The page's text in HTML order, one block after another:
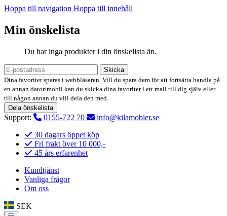
Hoppa till navigation Hoppa till innehåll
Min önskelista
Du har inga produkter i din önskelista än.
Skicka
Dina favoriter sparas i webbläsaren. Vill du spara dem för att fortsätta handla på
en annan dator/mobil kan du skicka dina favoriter i ett mail till dig själv eller
till någon annan du vill dela den med.
Dela önskelista
Support: 0155-722 70
info@kilamobler.se
30 dagars öppet köp
Fri frakt över 10 000,-
45 års erfarenhet
Kundtjänst
Vanliga frågor
Om oss
SEK